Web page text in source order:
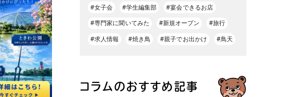
#女子会
#学生編集部
#宴会できるお店
#専門家に聞いてみた
#新規オープン
#旅行
#求人情報
#焼き鳥 #親子でお出かけ #鳥天
コラムのおすすめ記事